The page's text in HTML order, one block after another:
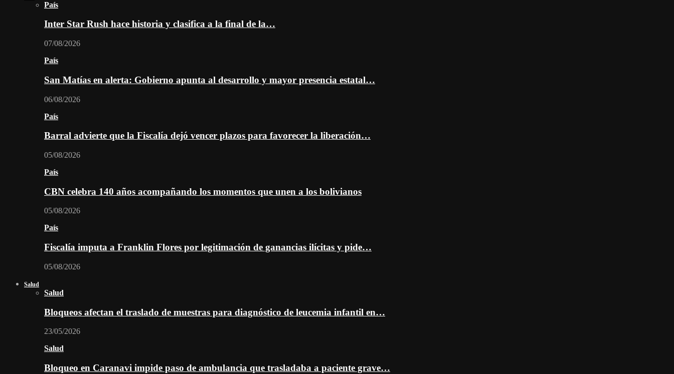
País
Inter Star Rush hace historia y clasifica a la final de la…
07/08/2026
País
San Matías en alerta: Gobierno apunta al desarrollo y mayor presencia estatal…
06/08/2026
País
Barral advierte que la Fiscalía dejó vencer plazos para favorecer la liberación…
05/08/2026
País
CBN celebra 140 años acompañando los momentos que unen a los bolivianos
05/08/2026
País
Fiscalía imputa a Franklin Flores por legitimación de ganancias ilícitas y pide…
05/08/2026
Salud
Salud
Bloqueos afectan el traslado de muestras para diagnóstico de leucemia infantil en…
23/05/2026
Salud
Bloqueo en Caranavi impide paso de ambulancia que trasladaba a paciente grave…